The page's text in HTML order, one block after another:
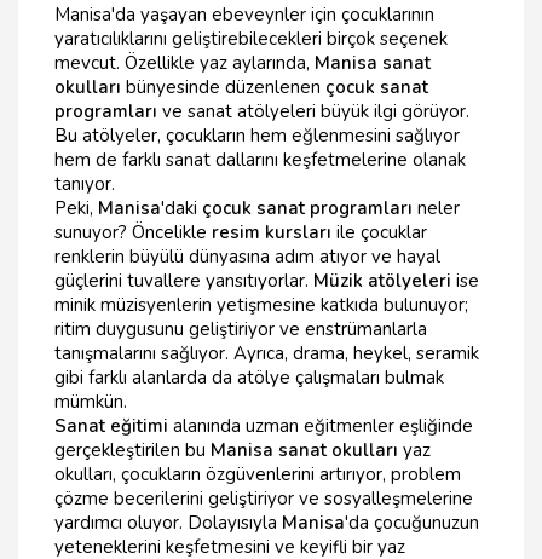
Manisa'da yaşayan ebeveynler için çocuklarının
yaratıcılıklarını geliştirebilecekleri birçok seçenek
mevcut. Özellikle yaz aylarında, Manisa sanat
okulları bünyesinde düzenlenen çocuk sanat
programları ve sanat atölyeleri büyük ilgi görüyor.
Bu atölyeler, çocukların hem eğlenmesini sağlıyor
hem de farklı sanat dallarını keşfetmelerine olanak
tanıyor.
Peki, Manisa'daki çocuk sanat programları neler
sunuyor? Öncelikle resim kursları ile çocuklar
renklerin büyülü dünyasına adım atıyor ve hayal
güçlerini tuvallere yansıtıyorlar. Müzik atölyeleri ise
minik müzisyenlerin yetişmesine katkıda bulunuyor;
ritim duygusunu geliştiriyor ve enstrümanlarla
tanışmalarını sağlıyor. Ayrıca, drama, heykel, seramik
gibi farklı alanlarda da atölye çalışmaları bulmak
mümkün.
Sanat eğitimi alanında uzman eğitmenler eşliğinde
gerçekleştirilen bu Manisa sanat okulları yaz
okulları, çocukların özgüvenlerini artırıyor, problem
çözme becerilerini geliştiriyor ve sosyalleşmelerine
yardımcı oluyor. Dolayısıyla Manisa'da çocuğunuzun
yeteneklerini keşfetmesini ve keyifli bir yaz